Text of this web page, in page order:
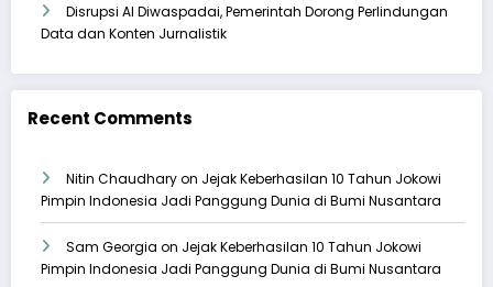
Disrupsi AI Diwaspadai, Pemerintah Dorong Perlindungan
Data dan Konten Jurnalistik
Recent Comments
Nitin Chaudharyon Jejak Keberhasilan 10 Tahun Jokowi
Pimpin Indonesia Jadi Panggung Dunia di Bumi Nusantara
Sam Georgia on Jejak Keberhasilan 10 Tahun Jokowi
Pimpin Indonesia Jadi Panggung Dunia di Bumi Nusantara